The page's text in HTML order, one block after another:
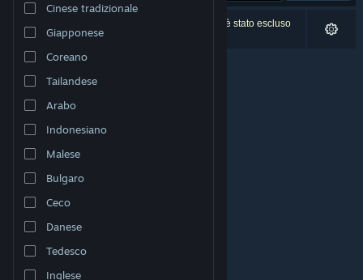
Cambia la lingua
Ottieni l'app mobile di Steam
Visualizza il sito web per desktop
Cinese tradizionale
Giapponese
Coreano
Tailandese
Arabo
Indonesiano
Malese
Bulgaro
Ceco
Danese
Tedesco
Inglese
0 risultati corrispondono alla tua ricerca. 1 titolo è stato escluso
in base alle tue preferenze.